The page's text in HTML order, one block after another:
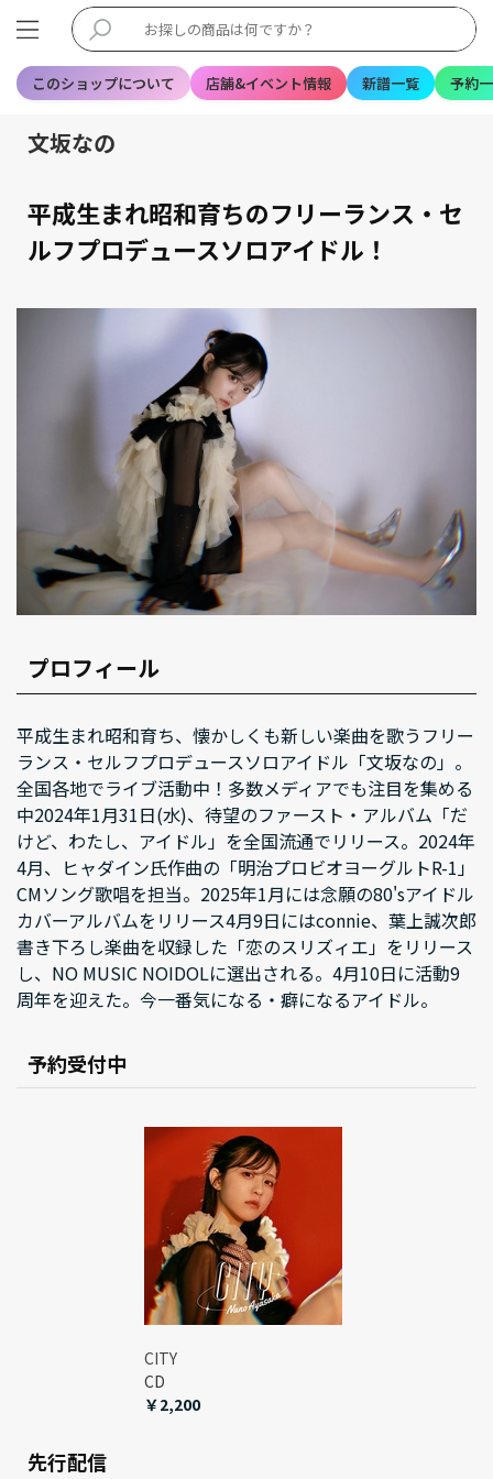
このショップについて 店舗&イベント情報 新譜一覧 予約
文坂なの
平成生まれ昭和育ちのフリーランス・セ
ルフプロデュースソロアイドル！
プロフィール
平成生まれ昭和育ち、懐かしくも新しい楽曲を歌うフリー
ランス・セルフプロデュースソロアイドル「文坂なの」。
全国各地でライブ活動中！多数メディアでも注目を集める
中2024年1月31日(水)、待望のファースト・アルバム「だ
けど、わたし、アイドル」を全国流通でリリース。2024年
4月、ヒャダイン氏作曲の「明治プロビオヨーグルトR-1」
CMソング歌唱を担当。2025年1月には念願の80'sアイドル
カバーアルバムをリリース4月9日にはconnie、葉上誠次郎
書き下ろし楽曲を収録した「恋のスリズィエ」をリリース
し、NO MUSIC NOIDOLに選出される。4月10日に活動9
周年を迎えた。今一番気になる・癖になるアイドル。
予約受付中
CITY
CD
￥2,200
先行配信